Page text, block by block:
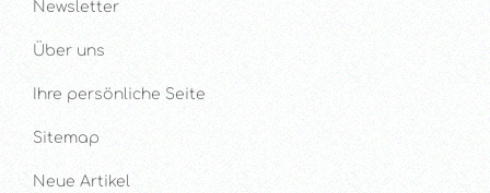
Newsletter
Über uns
Ihre persönliche Seite
Sitemap
Neue Artikel